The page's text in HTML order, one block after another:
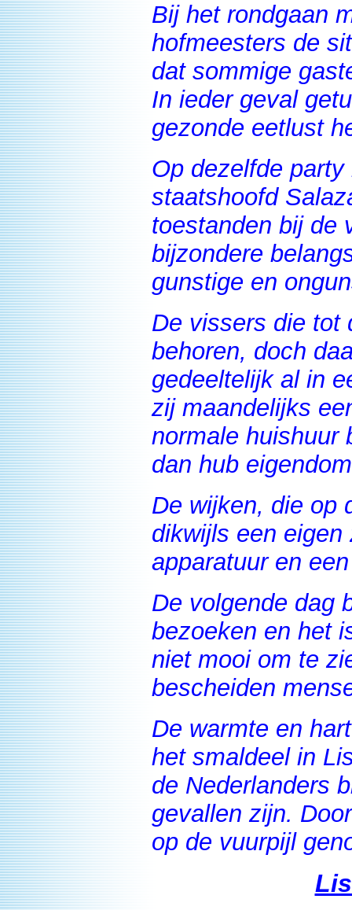
Bij het rondgaan
hofmeesters de
dat sommige
In ieder geval
gezonde eetlust
Op dezelfde
staatshoofd
toestanden bij de
bijzondere
gunstige en
De vissers die tot
behoren, doch
gedeeltelijk al in
zij maandelijks
normale huishuur
dan hub
De wijken, die op
dikwijls een
apparatuur en
De volgende dag
bezoeken en het
niet mooi om te
bescheiden
De warmte en
het smaldeel in
de Nederlanders
gevallen zijn.
op de vuurpijl